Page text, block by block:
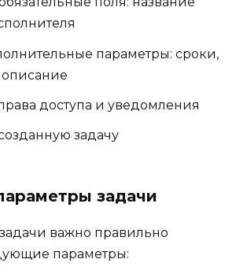
параметры: сроки,
описание
доступа и уведомления
задачу
задачи
важно правильно
параметры: